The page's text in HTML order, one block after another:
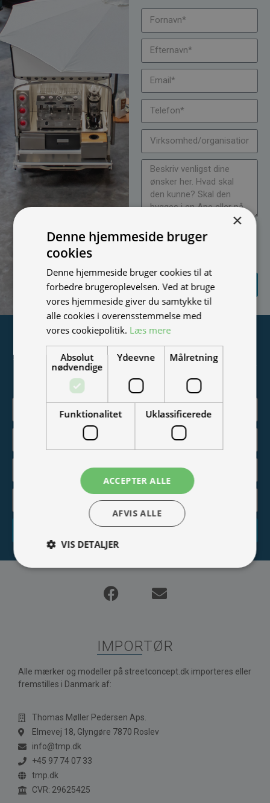
Jeg vil gerne modtage
nyheder på mail (bare rolig,
FORESPØRGSEL
Tilmeld nyhedsmail
Vær blandt de første til at modtage info om nye produkter,
tilbud, events og udstillinger.
Tilmeld
IMPORTØR
Alle mærker og modeller på streetconcept.dk importeres eller
fremstilles i Danmark af:
Thomas Møller Pedersen Aps.
Elmevej 18, Glyngøre 7870 Roslev
info@tmp.dk
+45 97 74 07 33
tmp.dk
CVR: 29625425
×
Denne hjemmeside bruger
cookies
Denne hjemmeside bruger cookies til at
forbedre brugeroplevelsen. Ved at bruge
vores hjemmeside giver du samtykke til
alle cookies i overensstemmelse med
vores cookiepolitik. Læs mere
Absolut
nødvendige
Ydeevne Målretning
Funktionalitet Uklassificerede
ACCEPTER ALLE
AFVIS ALLE
VIS DETALJER